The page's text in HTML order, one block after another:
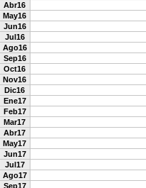
Abr16
May16
Jun16
Jul16
Ago16
Sep16
Oct16
Nov16
Dic16
Ene17
Feb17
Mar17
Abr17
May17
Jun17
Jul17
Ago17
Sep17